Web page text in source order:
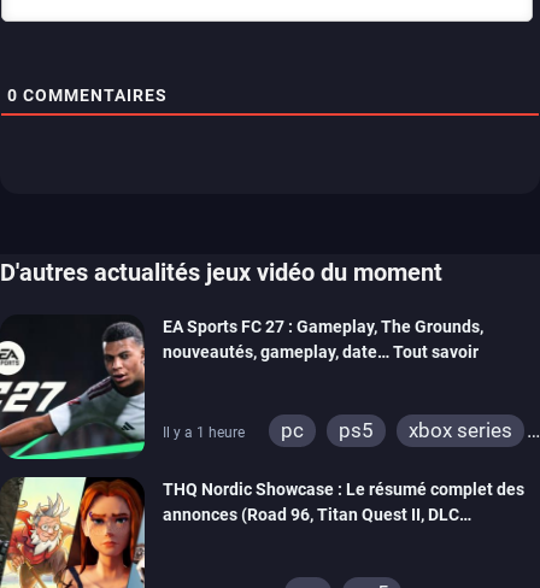
0 COMMENTAIRES
D'autres actualités jeux vidéo du moment
EA Sports FC 27 : Gameplay, The Grounds,
nouveautés, gameplay, date… Tout savoir
Il y a 1 heure pc ps5
xbox series
THQ Nordic Showcase : Le résumé complet des
annonces (Road 96, Titan Quest II, DLC